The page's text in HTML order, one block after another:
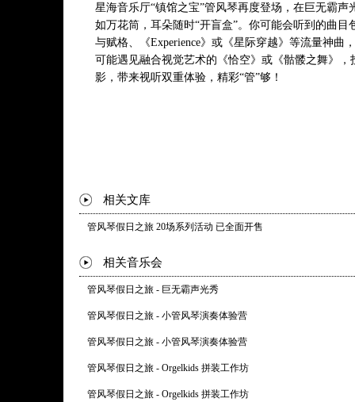
盲盒惊喜敬请期待
* 曲目以演出现场为准
星海音乐厅“镇馆之宝”管风琴再度登场，在巨无霸声
如万花筒，耳朵随时“开盲盒”。你可能会听到的曲目
与赋格、《Experience》或《星际穿越》等流量神曲
可能遇见融合视觉艺术的《恰空》或《骷髅之舞》，
影，带来视听双重体验，精彩“管”够！
相关文库
管风琴假日之旅 20场系列活动 已全面开售
相关音乐会
管风琴假日之旅 - 巨无霸声光秀
管风琴假日之旅 - 小管风琴演奏体验营
管风琴假日之旅 - 小管风琴演奏体验营
管风琴假日之旅 - Orgelkids 拼装工作坊
管风琴假日之旅 - Orgelkids 拼装工作坊